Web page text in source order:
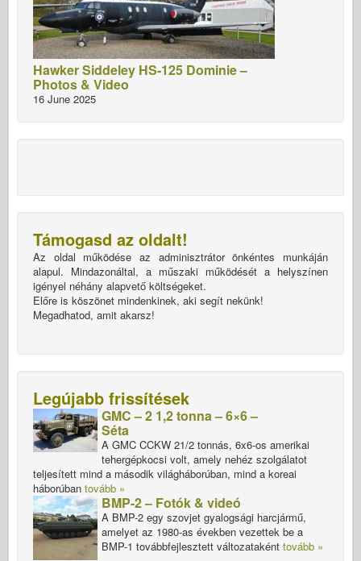
Hawker Siddeley HS-125 Dominie –
Photos & Video
16 June 2025
Támogasd az oldalt!
Az oldal működése az adminisztrátor önkéntes munkáján
alapul. Mindazonáltal, a műszaki működését a helyszínen
igényel néhány alapvető költségeket.
Előre is köszönet mindenkinek, aki segít nekünk!
Megadhatod, amit akarsz!
Legújabb frissítések
GMC – 2 1,2 tonna – 6×6 –
Séta
A GMC CCKW 21/2 tonnás, 6x6-os amerikai
tehergépkocsi volt, amely nehéz szolgálatot
teljesített mind a második világháborúban, mind a koreai
háborúban tovább »
BMP-2 – Fotók & videó
A BMP-2 egy szovjet gyalogsági harcjármű,
amelyet az 1980-as években vezettek be a
BMP-1 továbbfejlesztett változataként tovább »